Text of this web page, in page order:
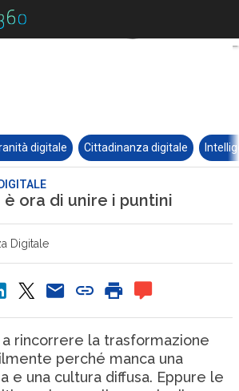
digitale Cittadinanza digitale
ora di unire i puntini
Digitale
a rincorrere la trasformazione
perché manca una
e una cultura diffusa. Eppure le